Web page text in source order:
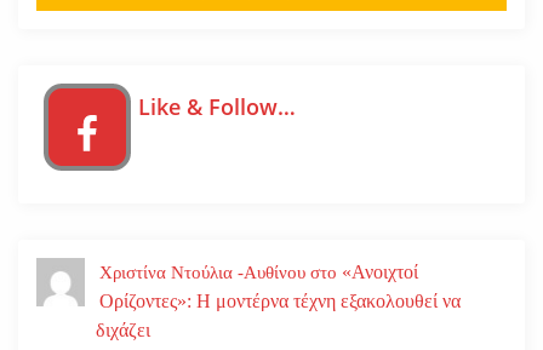
Like & Follow…
Χριστίνα Ντούλια -Αυθίνου στο «Ανοιχτοί
Ορίζοντες»: Η μοντέρνα τέχνη εξακολουθεί να
διχάζει